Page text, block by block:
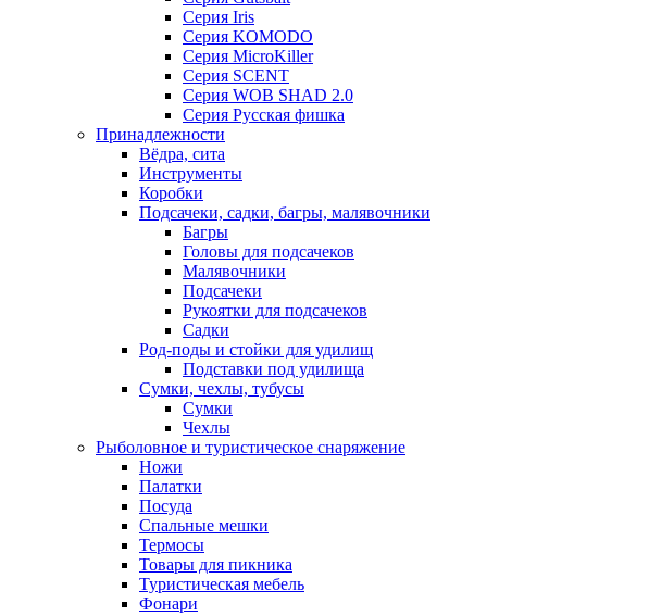
Серия Iris
Серия KOMODO
Серия MicroKiller
Серия SCENT
Серия WOB SHAD 2.0
Серия Русская фишка
Принадлежности
Вёдра, сита
Инструменты
Коробки
Подсачеки, садки, багры, малявочники
Багры
Головы для подсачеков
Малявочники
Подсачеки
Рукоятки для подсачеков
Садки
Род-поды и стойки для удилищ
Подставки под удилища
Сумки, чехлы, тубусы
Сумки
Чехлы
Рыболовное и туристическое снаряжение
Ножи
Палатки
Посуда
Спальные мешки
Термосы
Товары для пикника
Туристическая мебель
Фонари